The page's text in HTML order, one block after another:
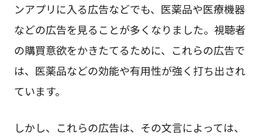
ンアプリに入る広告などでも、医薬品や医療機器
などの広告を見ることが多くなりました。視聴者
の購買意欲をかきたてるために、これらの広告で
は、医薬品などの効能や有用性が強く打ち出され
ています。
しかし、これらの広告は、その文言によっては、